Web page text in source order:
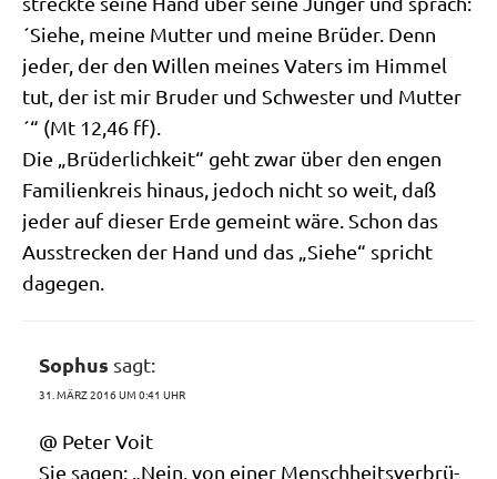
´Sie­he, mei­ne Mut­ter und mei­ne Brü­der. Denn
jeder, der den Wil­len mei­nes Vaters im Him­mel
tut, der ist mir Bru­der und Schwe­ster und Mut­ter
´“ (Mt 12,46 ff).
Die „Brü­der­lich­keit“ geht zwar über den engen
Fami­li­en­kreis hin­aus, jedoch nicht so weit, daß
jeder auf die­ser Erde gemeint wäre. Schon das
Aus­strecken der Hand und das „Sie­he“ spricht
dagegen.
Sophus sagt:
31. MÄRZ 2016 UM 0:41 UHR
@ Peter Voit
Sie sagen: „Nein, von einer Mensch­heits­ver­brü­